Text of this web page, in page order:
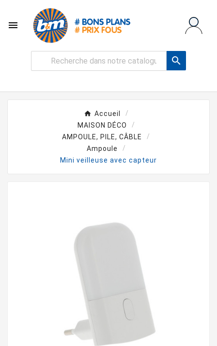


Accueil
MAISON DÉCO
AMPOULE, PILE, CÂBLE
Ampoule
Mini veilleuse avec capteur